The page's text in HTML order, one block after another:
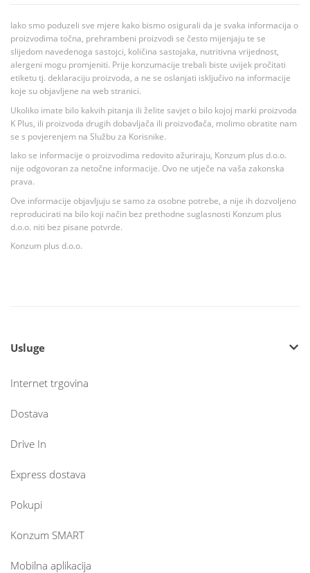
Iako smo poduzeli sve mjere kako bismo osigurali da je svaka informacija o
proizvodima točna, prehrambeni proizvodi se često mijenjaju te se
slijedom navedenoga sastojci, količina sastojaka, nutritivna vrijednost,
alergeni mogu promjeniti. Prije konzumacije trebali biste uvijek pročitati
etiketu tj. deklaraciju proizvoda, a ne se oslanjati isključivo na informacije
koje su objavljene na web stranici.
Ukoliko imate bilo kakvih pitanja ili želite savjet o bilo kojoj marki proizvoda
K Plus, ili proizvoda drugih dobavljača ili proizvođača, molimo obratite nam
se s povjerenjem na Službu za Korisnike.
Iako se informacije o proizvodima redovito ažuriraju, Konzum plus d.o.o.
nije odgovoran za netočne informacije. Ovo ne utječe na vaša zakonska
prava.
Ove informacije objavljuju se samo za osobne potrebe, a nije ih dozvoljeno
reproducirati na bilo koji način bez prethodne suglasnosti Konzum plus
d.o.o. niti bez pisane potvrde.
Konzum plus d.o.o.
Usluge
Internet trgovina
Dostava
Drive In
Express dostava
Pokupi
Konzum SMART
Mobilna aplikacija